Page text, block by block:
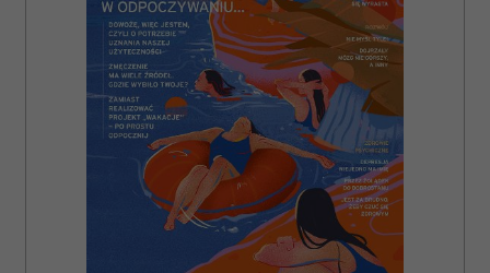
społecznościowym, reklamowym i analitycznym.
Partnerzy mogą połączyć te informacje z innymi danymi
otrzymanymi od Ciebie lub uzyskanymi podczas
korzystania z ich usług.